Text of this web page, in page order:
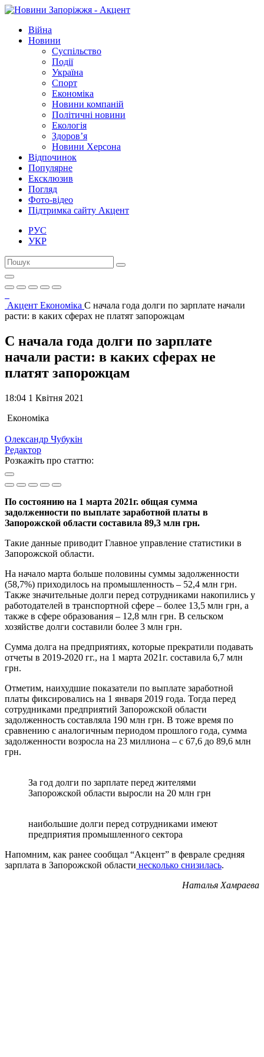
Війна
Новини
Суспільство
Події
Україна
Спорт
Економіка
Новини компаній
Політичні новини
Екологія
Здоров’я
Новини Херсона
Відпочинок
Популярне
Ексклюзив
Погляд
Фото-відео
Підтримка сайту Акцент
РУС
УКР
Акцент Економіка С начала года долги по зарплате начали
расти: в каких сферах не платят запорожцам
С начала года долги по зарплате
начали расти: в каких сферах не
платят запорожцам
18:04 1 Квітня 2021
Економіка
Олександр Чубукін
Редактор
Розкажіть про статтю:
По состоянию на 1 марта 2021г. общая сумма
задолженности по выплате заработной платы в
Запорожской области составила 89,3 млн грн.
Такие данные приводит Главное управление статистики в
Запорожской области.
На начало марта больше половины суммы задолженности
(58,7%) приходилось на промышленность – 52,4 млн грн.
Также значительные долги перед сотрудниками накопились у
работодателей в транспортной сфере – более 13,5 млн грн, а
также в сфере образования – 12,8 млн грн. В сельском
хозяйстве долги составили более 3 млн грн.
Сумма долга на предприятиях, которые прекратили подавать
отчеты в 2019-2020 гг., на 1 марта 2021г. составила 6,7 млн
грн.
Отметим, наихудшие показатели по выплате заработной
платы фиксировались на 1 января 2019 года. Тогда перед
сотрудниками предприятий Запорожской области
задолженность составляла 190 млн грн. В тоже время по
сравнению с аналогичным периодом прошлого года, сумма
задолженности возросла на 23 миллиона – с 67,6 до 89,6 млн
грн.
За год долги по зарплате перед жителями
Запорожской области выросли на 20 млн грн
наибольшие долги перед сотрудниками имеют
предприятия промышленного сектора
Напомним, как ранее сообщал “Акцент” в феврале средняя
зарплата в Запорожской области несколько снизилась.
Наталья Хамраева